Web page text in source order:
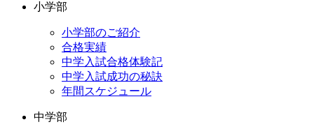
カ
小学部
小学部のご紹介
合格実績
中学入試合格体験記
中学入試成功の秘訣
年間スケジュール
中学部